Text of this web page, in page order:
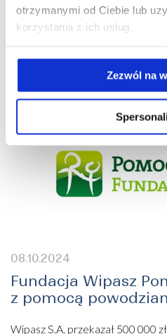
otrzymanymi od Ciebie lub
korzystania z ich usług.
Zezwól na
Dowiedz się więcej
08.10.2024
Fundacja Wipasz
z pomocą
Wipasz S.A. przekazał 500 000